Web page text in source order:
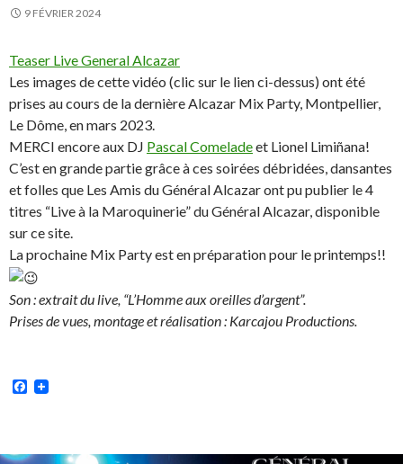
9 FÉVRIER 2024
Teaser Live General Alcazar
Les images de cette vidéo (clic sur le lien ci-dessus) ont été
prises au cours de la dernière Alcazar Mix Party, Montpellier,
Le Dôme, en mars 2023.
MERCI encore aux DJ Pascal Comeladeet Lionel Limiñana!
C’est en grande partie grâce à ces soirées débridées, dansantes
et folles que Les Amis du Général Alcazar ont pu publier le 4
titres “Live à la Maroquinerie” du Général Alcazar, disponible
sur ce site.
La prochaine Mix Party est en préparation pour le printemps!!
Son : extrait du live, “L’Homme aux oreilles d’argent”.
Prises de vues, montage et réalisation : Karcajou Productions.
Facebook